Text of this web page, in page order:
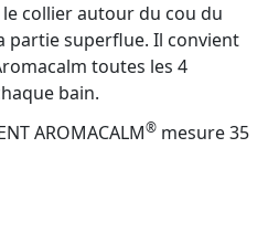
collier autour du cou du
partie superflue. Il convient
toutes les 4
bain.
AROMACALM® mesure 35